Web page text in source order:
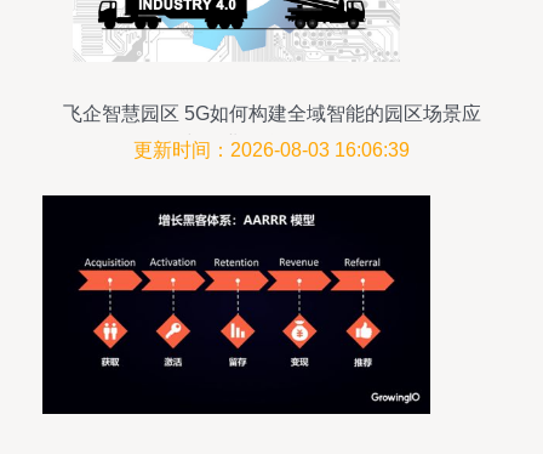
飞企智慧园区 5G如何构建全域智能的园区场景应
用与工业互联网数据服务
更新时间：2026-08-03 16:06:39